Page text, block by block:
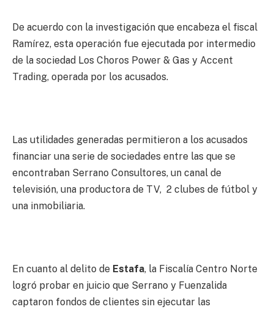
De acuerdo con la investigación que encabeza el fiscal
Ramírez, esta operación fue ejecutada por intermedio
de la sociedad Los Choros Power & Gas y Accent
Trading, operada por los acusados.
Las utilidades generadas permitieron a los acusados
financiar una serie de sociedades entre las que se
encontraban Serrano Consultores, un canal de
televisión, una productora de TV, 2 clubes de fútbol y
una inmobiliaria.
En cuanto al delito de Estafa, la Fiscalía Centro Norte
logró probar en juicio que Serrano y Fuenzalida
captaron fondos de clientes sin ejecutar las